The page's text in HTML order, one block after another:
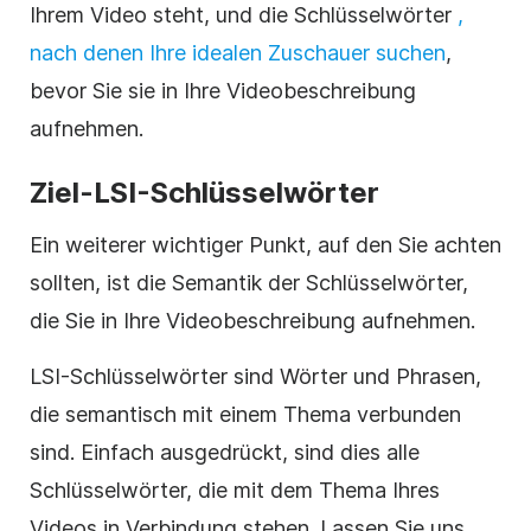
Ihrem Video steht, und die Schlüsselwörter ,
nach denen Ihre idealen Zuschauer suchen,
bevor Sie sie in Ihre Videobeschreibung
aufnehmen.
Ziel-LSI-Schlüsselwörter
Ein weiterer wichtiger Punkt, auf den Sie achten
sollten, ist die Semantik der Schlüsselwörter,
die Sie in Ihre Videobeschreibung aufnehmen.
LSI-Schlüsselwörter sind Wörter und Phrasen,
die semantisch mit einem Thema verbunden
sind. Einfach ausgedrückt, sind dies alle
Schlüsselwörter, die mit dem Thema Ihres